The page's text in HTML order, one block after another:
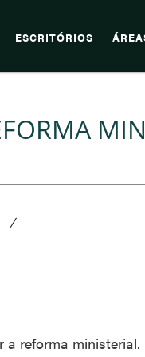
ESCRITÓRIOS
/
reforma ministerial.